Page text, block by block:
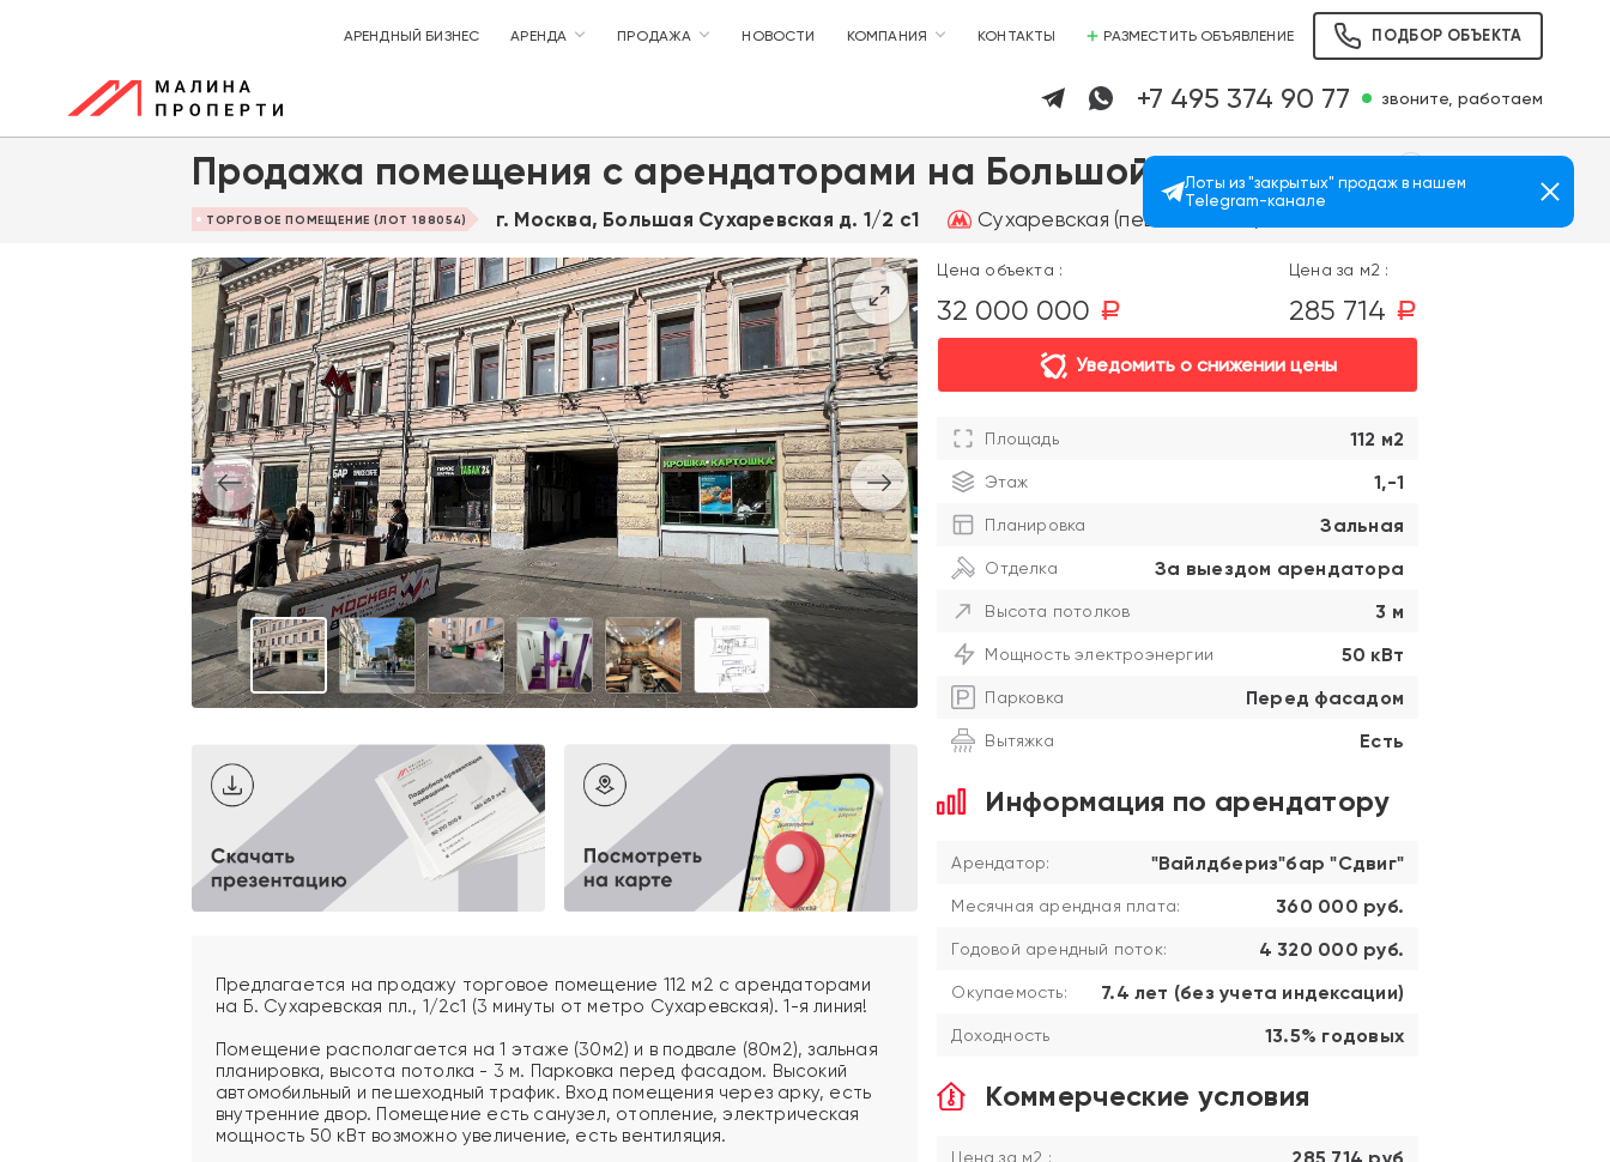
АРЕНДНЫЙ БИЗНЕС АРЕНДА ПРОДАЖА НОВОСТИ КОМПАНИЯ КОНТАКТЫ РАЗМЕСТИТЬ ОБЪЯВЛЕНИЕ ПОДБОР ОБЪЕКТА
+7 495 374 90 77 звоните, работаем
Продажа помещения с арендаторами на Большой Сухаревской
ТОРГОВОЕ ПОМЕЩЕНИЕ (ЛОТ 188054) г. Москва, Большая Сухаревская д. 1/2 с1 Сухаревская (пешком 3 мин.)
Предлагается на продажу торговое помещение 112 м2 с арендаторами
на Б. Сухаревская пл., 1/2с1 (3 минуты от метро Сухаревская). 1-я линия!
Помещение располагается на 1 этаже (30м2) и в подвале (80м2), зальная
планировка, высота потолка - 3 м. Парковка перед фасадом. Высокий
автомобильный и пешеходный трафик. Вход помещения через арку, есть
внутренние двор. Помещение есть санузел, отопление, электрическая
мощность 50 кВт возможно увеличение, есть вентиляция.
Цена объекта :
32 000 000 a
Цена за м2 :
285 714 a
Уведомить о снижении цены
Площадь 112 м2
Этаж 1,-1
Планировка Зальная
Отделка За выездом арендатора
Высота потолков 3 м
Мощность электроэнергии 50 кВт
Парковка Перед фасадом
Вытяжка Есть
Информация по арендатору
Арендатор: "Вайлдбериз"бар "Сдвиг"
Месячная арендная плата: 360 000 руб.
Годовой арендный поток: 4 320 000 руб.
Окупаемость: 7.4 лет (без учета индексации)
Доходность 13.5% годовых
Коммерческие условия
Цена за м2 : 285 714 руб
Лоты из "закрытых" продаж в нашем
Telegram-канале